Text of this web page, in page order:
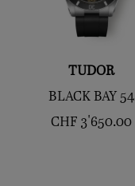
TUDOR
BLACK BAY 54
CHF 3'650.00